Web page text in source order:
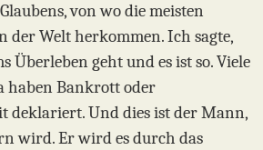
von wo die meisten
der Welt herkommen. Ich sagte,
Überleben geht und es ist so. Viele
haben Bankrott oder
deklariert. Und dies ist der Mann,
wird. Er wird es durch das